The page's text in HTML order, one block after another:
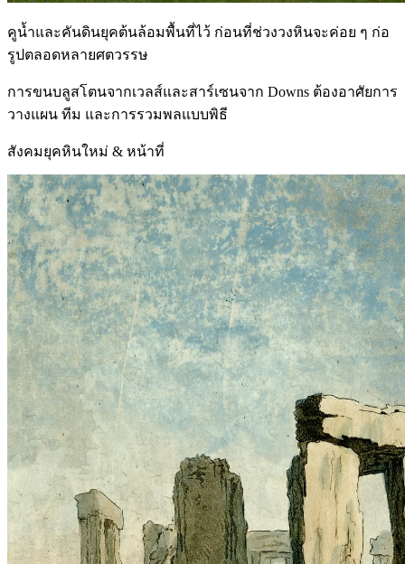
คูน้ำและคันดินยุคต้นล้อมพื้นที่ไว้ ก่อนที่ช่วงวงหินจะค่อย ๆ ก่อ
รูปตลอดหลายศตวรรษ
การขนบลูสโตนจากเวลส์และสาร์เซนจาก Downs ต้องอาศัยการ
วางแผน ทีม และการรวมพลแบบพิธี
สังคมยุคหินใหม่ & หน้าที่